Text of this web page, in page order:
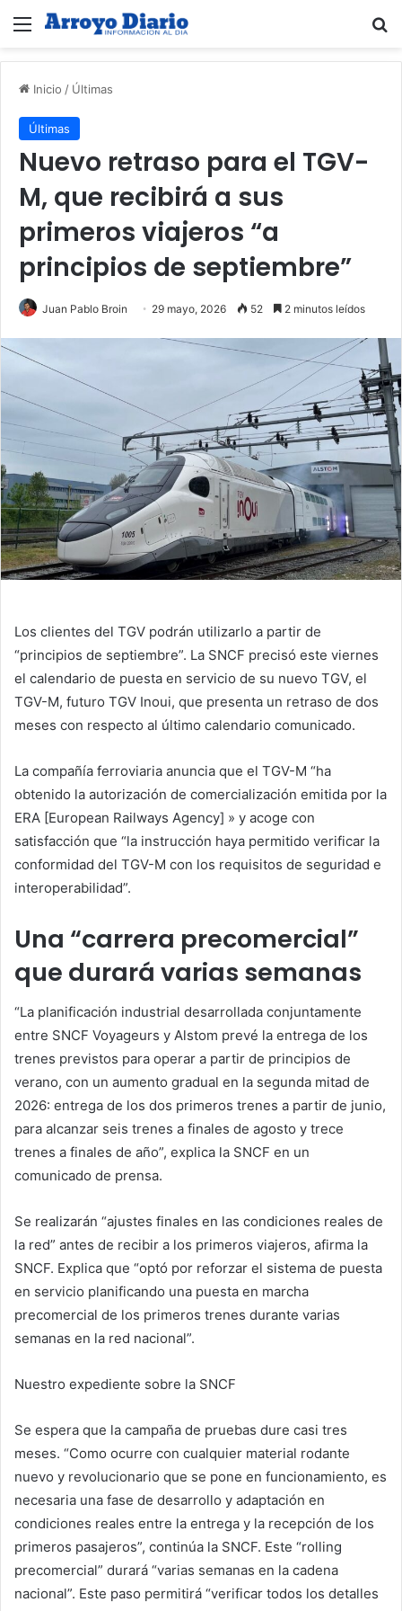
Menú
Inicio / Últimas
Últimas
Nuevo retraso para el TGV-
M, que recibirá a sus
primeros viajeros “a
principios de septiembre”
Juan Pablo Broin 29 mayo, 2026 52 2 minutos leídos
Los clientes del TGV podrán utilizarlo a partir de
“principios de septiembre”. La SNCF precisó este viernes
el calendario de puesta en servicio de su nuevo TGV, el
TGV-M, futuro TGV Inoui, que presenta un retraso de dos
meses con respecto al último calendario comunicado.
La compañía ferroviaria anuncia que el TGV-M “ha
obtenido la autorización de comercialización emitida por la
ERA [European Railways Agency] » y acoge con
satisfacción que “la instrucción haya permitido verificar la
conformidad del TGV-M con los requisitos de seguridad e
interoperabilidad”.
Una “carrera precomercial”
que durará varias semanas
“La planificación industrial desarrollada conjuntamente
entre SNCF Voyageurs y Alstom prevé la entrega de los
trenes previstos para operar a partir de principios de
verano, con un aumento gradual en la segunda mitad de
2026: entrega de los dos primeros trenes a partir de junio,
para alcanzar seis trenes a finales de agosto y trece
trenes a finales de año”, explica la SNCF en un
comunicado de prensa.
Se realizarán “ajustes finales en las condiciones reales de
la red” antes de recibir a los primeros viajeros, afirma la
SNCF. Explica que “optó por reforzar el sistema de puesta
en servicio planificando una puesta en marcha
precomercial de los primeros trenes durante varias
semanas en la red nacional”.
Nuestro expediente sobre la SNCF
Se espera que la campaña de pruebas dure casi tres
meses. “Como ocurre con cualquier material rodante
nuevo y revolucionario que se pone en funcionamiento, es
necesaria una fase de desarrollo y adaptación en
condiciones reales entre la entrega y la recepción de los
primeros pasajeros”, continúa la SNCF. Este “rolling
precomercial” durará “varias semanas en la cadena
nacional”. Este paso permitirá “verificar todos los detalles